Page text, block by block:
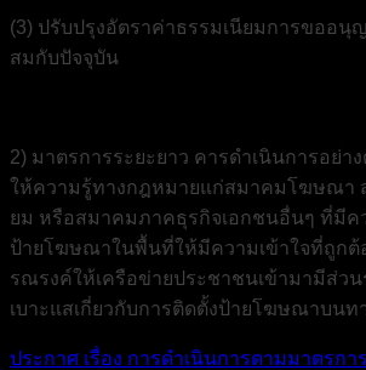
(3) ปรับปรุงอัตราค่าธรรมเนียมการขออนุ
สมกับปัจจุบัน
2) มาตรการระยะยาว คารดำเนินการอย่า
ให้ความรู้ทางกฎหมายแก่สมาคมโฆษณา
ยม หรือสมาคมภาคธุรกิจเอกชนอื่นๆ ที่มีค
ป้ายโฆษณาในพื้นที่ให้มีความเข้าใจที่ถูกต้
รณรงค์ให้เครือข่ายประชาชนเข้ามามีส่วน
เบาะแสเกี่ยวกับการติดตั้งป้ายโฆษณาบนท
ประกาศ เรื่อง การดำเนินการตามมาตรกา